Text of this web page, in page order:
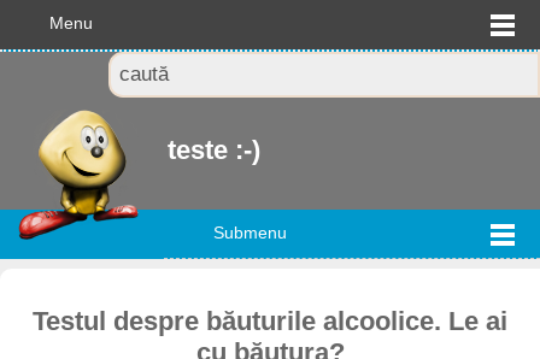
Menu
teste :-)
Submenu
Testul despre băuturile alcoolice. Le ai
cu băutura?